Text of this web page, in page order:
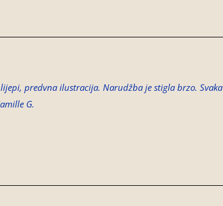
predvna ilustracija. Narudžba je stigla brzo. Svaka
G.